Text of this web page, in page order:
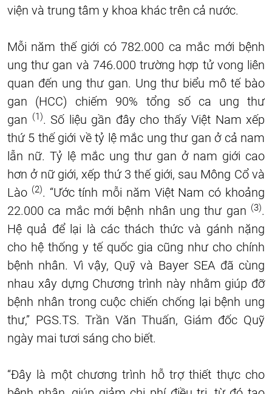
viện và trung tâm y khoa khác trên cả nước.
Mỗi năm thế giới có 782.000 ca mắc mới bệnh
ung thư gan và 746.000 trường hợp tử vong liên
quan đến ung thư gan. Ung thư biểu mô tế bào
gan (HCC) chiếm 90% tổng số ca ung thư
gan (1). Số liệu gần đây cho thấy Việt Nam xếp
thứ 5 thế giới về tỷ lệ mắc ung thư gan ở cả nam
lẫn nữ. Tỷ lệ mắc ung thư gan ở nam giới cao
hơn ở nữ giới, xếp thứ 3 thế giới, sau Mông Cổ và
Lào (2). “Ước tính mỗi năm Việt Nam có khoảng
22.000 ca mắc mới bệnh nhân ung thư gan (3).
Hệ quả để lại là các thách thức và gánh nặng
cho hệ thống y tế quốc gia cũng như cho chính
bệnh nhân. Vì vậy, Quỹ và Bayer SEA đã cùng
nhau xây dựng Chương trình này nhằm giúp đỡ
bệnh nhân trong cuộc chiến chống lại bệnh ung
thư,” PGS.TS. Trần Văn Thuấn, Giám đốc Quỹ
ngày mai tươi sáng cho biết.
“Đây là một chương trình hỗ trợ thiết thực cho